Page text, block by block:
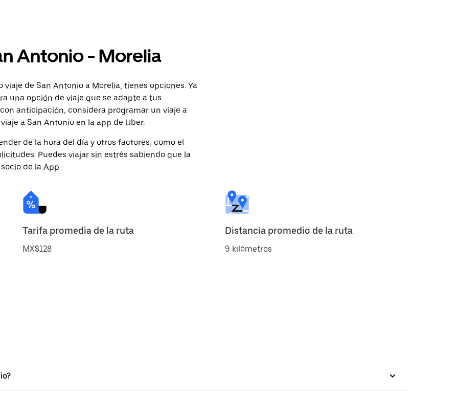
Antonio - Morelia
de San Antonio a Morelia, tienes opciones. Ya
una opción de viaje que se adapte a tus
anticipación, considera programar un viaje a
a San Antonio en la app de Uber.
de la hora del día y otros factores, como el
Puedes viajar sin estrés sabiendo que la
de la App.
Tarifa promedia de la ruta
MX$128
Distancia promedio de la ruta
9 kilómetros